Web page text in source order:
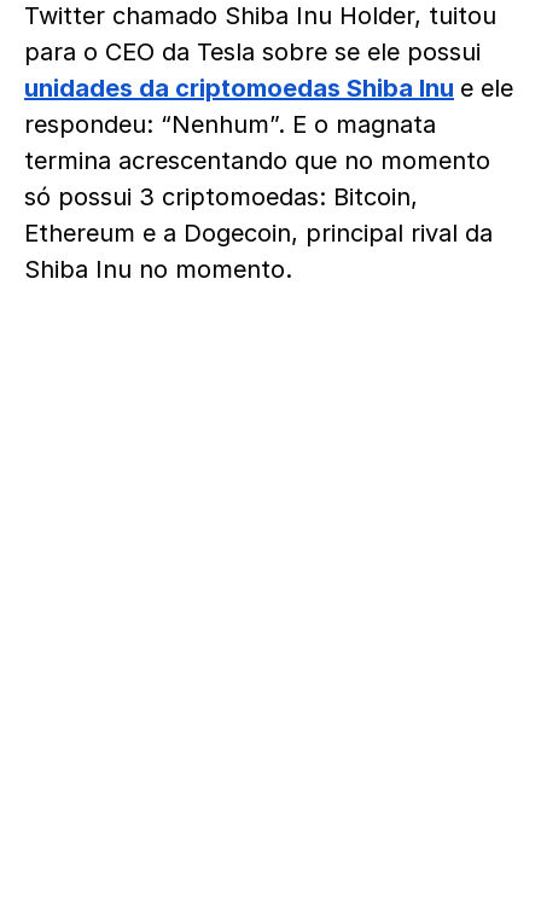
Twitter chamado Shiba Inu Holder, tuitou
para o CEO da Tesla sobre se ele possui
unidades da criptomoedas Shiba Inu e ele
respondeu: “Nenhum”. E o magnata
termina acrescentando que no momento
só possui 3 criptomoedas: Bitcoin,
Ethereum e a Dogecoin, principal rival da
Shiba Inu no momento.